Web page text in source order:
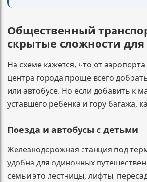
Общественный
скрытые сложности
На схеме кажется, что от
центра города проще всего
или автобусе. Но если добавить к
уставшего ребёнка и гору багажа,
Поезда и автобусы с детьми
Железнодорожная станция под
удобна для одиночных
семьи это лестницы, лифты,